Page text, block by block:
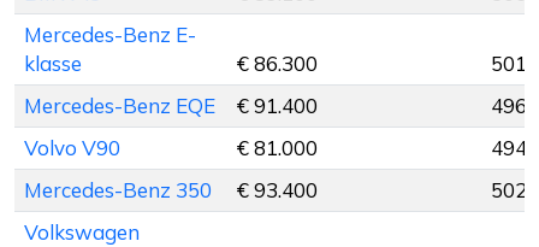
Mercedes-Benz E-
klasse
€ 86.300
501
Mercedes-Benz EQE
€ 91.400
496
Volvo V90
€ 81.000
494
Mercedes-Benz 350
€ 93.400
502
Volkswagen